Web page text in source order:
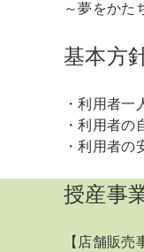
～夢をかた
基本方
・利用者一
・利用者の
・利用者の
授産事
【店舗販売